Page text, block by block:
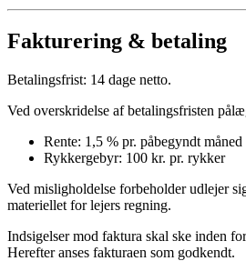
Fakturering & betaling
Betalingsfrist: 14 dage netto.
Ved overskridelse af betalingsfristen
Rente: 1,5 % pr. påbegyndt måned
Rykkergebyr: 100 kr. pr. rykker
Ved misligholdelse forbeholder udlejer
materiellet for lejers regning.
Indsigelser mod faktura skal ske inden
Herefter anses fakturaen som godkendt.